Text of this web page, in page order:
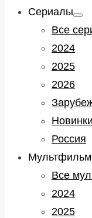
Сериалы
Show
sub
Все
2024
2025
2026
Новинки
Россия
Все
2024
2025